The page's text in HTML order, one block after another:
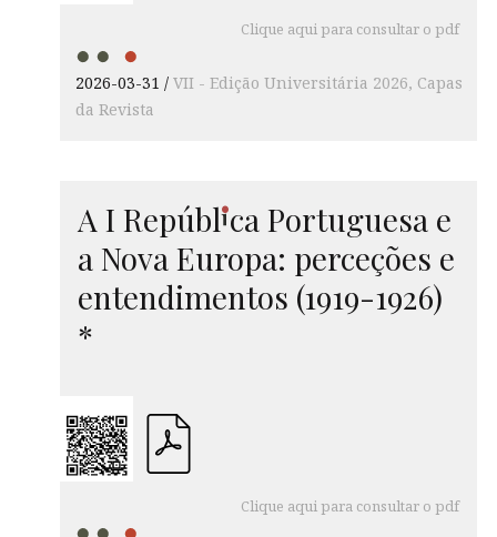
Clique aqui para consultar o pdf
2026-03-31 VII - Edição Universitária 2026 Capas
da Revista
A I RepúblicaPortuguesa e
a Nova Europa: perceções e
entendimentos (1919-1926)
*
Clique aqui para consultar o pdf